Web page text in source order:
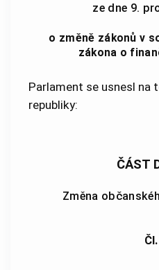
ze dne 9.
o změně zákonů v
zákona o
Parlament se usnesl na
republiky:
ČÁST
Změna